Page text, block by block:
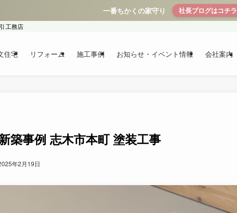
一番ちかくの家守り 社長ブログはコチラ
工務店
住宅 リフォーム 施工事例 お知らせ・イベント情報 会社案内
築事例 志木市本町 塗装工事
年2月19日